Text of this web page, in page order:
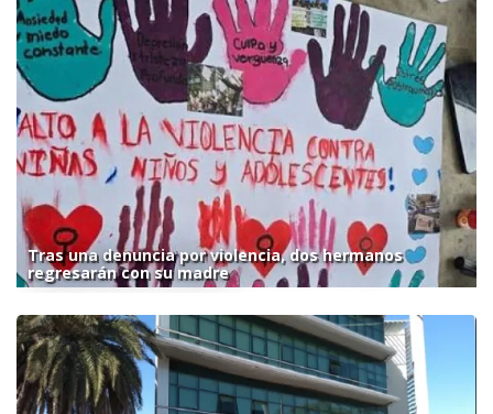
Tras una denuncia por violencia, dos hermanos
regresarán con su madre